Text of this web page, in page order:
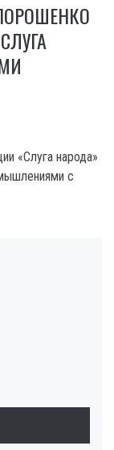
«Слуга народа»
с